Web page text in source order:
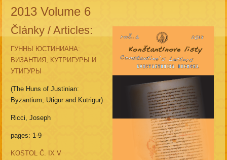
2013 Volume 6
Články / Articles:
ГУННЫ ЮСТИНИАНА:
ВИЗАНТИЯ, КУТРИГУРЫ И
УТИГУРЫ
(The Huns of Justinian:
Byzantium, Utigur and Kutrigur)
Ricci, Joseph
pages: 1-9
KOSTOL Č. IX V